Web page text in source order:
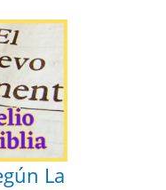
La